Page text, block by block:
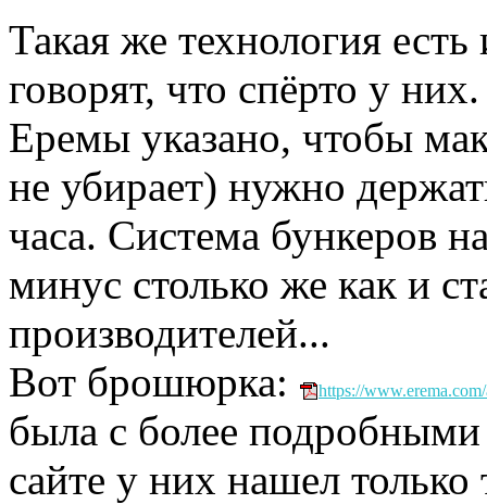
Такая же технология
говорят, что спёрто у
Еремы указано, чтобы
не убирает) нужно
часа. Система бункеров
минус столько же как и
производителей...
Вот брошюрка:
https://
была с более
сайте у них нашел только